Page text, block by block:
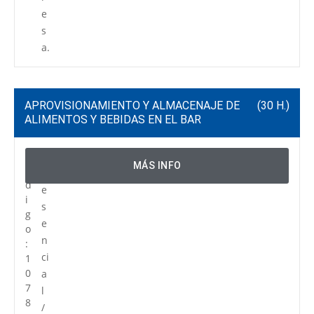
e
s
a.
APROVISIONAMIENTO Y ALMACENAJE DE
ALIMENTOS Y BEBIDAS EN EL BAR
(30 H.)
d
i
g
o
:
1
0
7
8
e
s
e
n
ci
a
l
/
MÁS INFO